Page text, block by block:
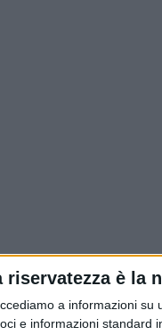
è la
a informazioni su
e informazioni standard
20 Giugno in tarda